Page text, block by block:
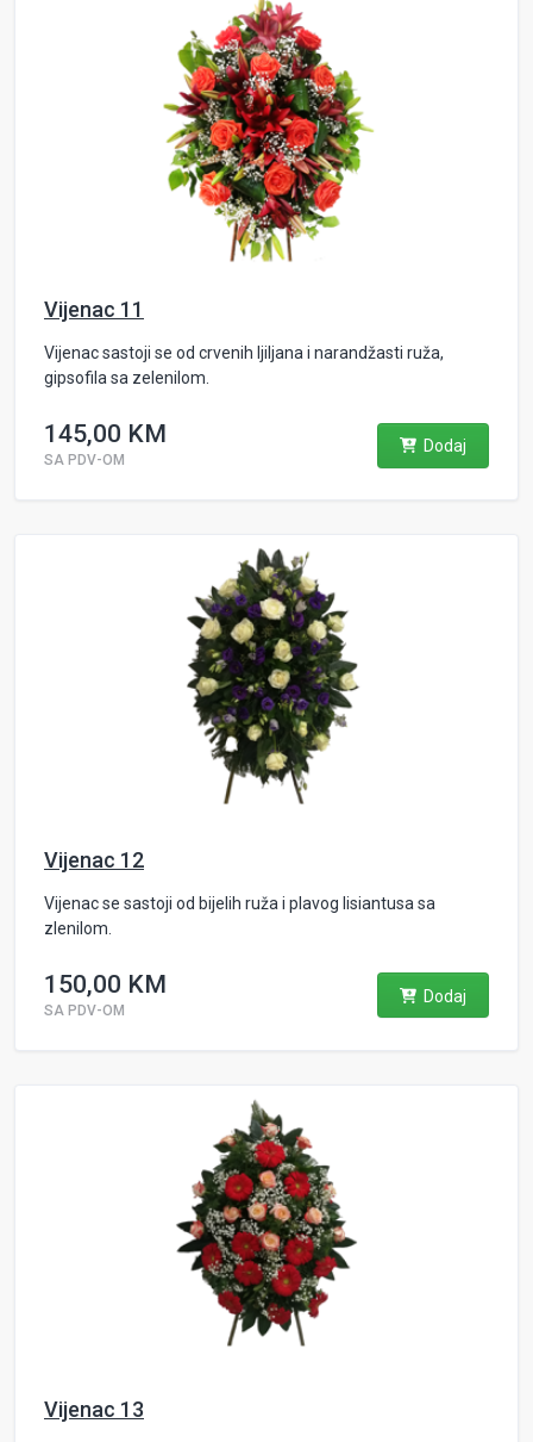
Vijenac 11
Vijenac sastoji se od crvenih ljiljana i narandžasti ruža,
gipsofila sa zelenilom.
145,00 KM
SA PDV-OM
Dodaj
Vijenac 12
Vijenac se sastoji od bijelih ruža i plavog lisiantusa sa
zlenilom.
150,00 KM
SA PDV-OM
Dodaj
Vijenac 13